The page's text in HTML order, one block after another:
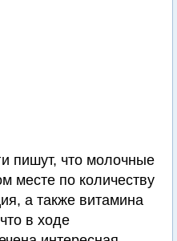
пишут, что молочные
месте по количеству
а также витамина
в ходе